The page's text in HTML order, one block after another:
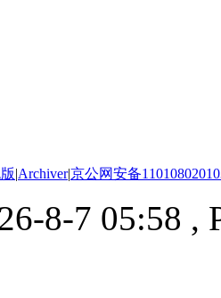
|Archiver|京公网安备
8-7 05:58 ,